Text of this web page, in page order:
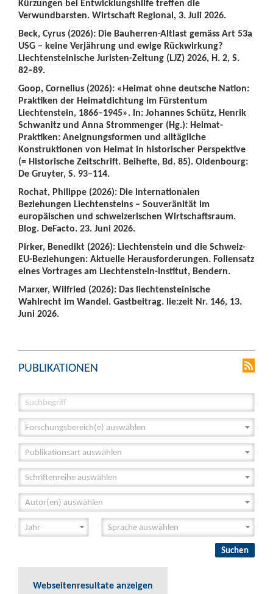
Kürzungen bei Entwicklungshilfe treffen die
Verwundbarsten. Wirtschaft Regional, 3. Juli 2026.
Beck, Cyrus (2026): Die Bauherren-Altlast gemäss Art 53a
USG – keine Verjährung und ewige Rückwirkung?
Liechtensteinische Juristen-Zeitung (LJZ) 2026, H. 2, S.
82–89.
Goop, Cornelius (2026): «Heimat ohne deutsche Nation:
Praktiken der Heimatdichtung im Fürstentum
Liechtenstein, 1866–1945». In: Johannes Schütz, Henrik
Schwanitz und Anna Strommenger (Hg.): Heimat-
Praktiken: Aneignungsformen und alltägliche
Konstruktionen von Heimat in historischer Perspektive
(= Historische Zeitschrift. Beihefte, Bd. 85). Oldenbourg:
De Gruyter, S. 93–114.
Rochat, Philippe (2026): Die internationalen
Beziehungen Liechtensteins – Souveränität im
europäischen und schweizerischen Wirtschaftsraum.
Blog. DeFacto. 23. Juni 2026.
Pirker, Benedikt (2026): Liechtenstein und die Schweiz-
EU-Beziehungen: Aktuelle Herausforderungen. Foliensatz
eines Vortrages am Liechtenstein-Institut, Bendern.
Marxer, Wilfried (2026): Das liechtensteinische
Wahlrecht im Wandel. Gastbeitrag. lie:zeit Nr. 146, 13.
Juni 2026.
PUBLIKATIONEN
Forschungsbereich(e) auswählen
Publikationsart auswählen
Schriftenreihe auswählen
Autor(en) auswählen
Webseitenresultate anzeigen